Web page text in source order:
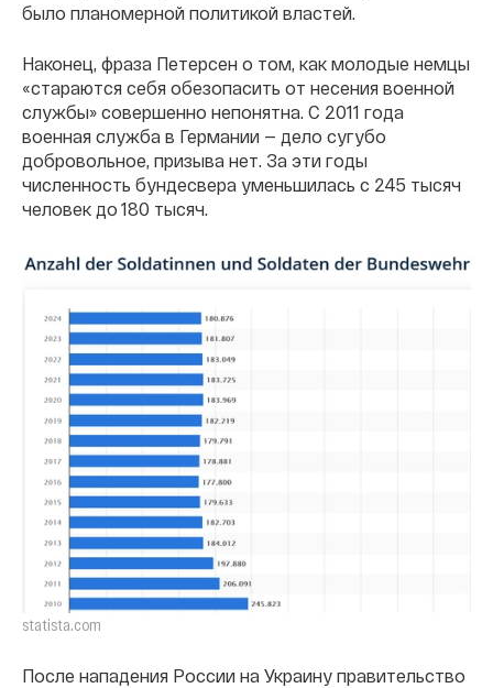
было планомерной политикой властей.
Наконец, фраза Петерсен о том, как молодые немцы
«стараются себя обезопасить от несения военной
службы» совершенно непонятна. С 2011 года
военная служба в Германии — дело сугубо
добровольное, призыва нет. За эти годы
численность бундесвера уменьшилась с 245 тысяч
человек до 180 тысяч.
statista.com
После нападения России на Украину правительство